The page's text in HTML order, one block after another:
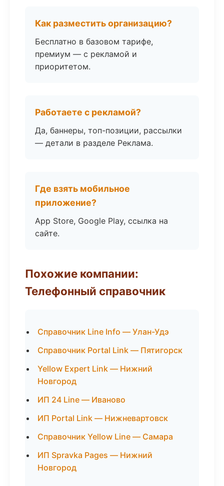
Как разместить организацию?
Бесплатно в базовом тарифе,
премиум — с рекламой и
приоритетом.
Работаете с рекламой?
Да, баннеры, топ-позиции, рассылки
— детали в разделе Реклама.
Где взять мобильное
приложение?
App Store, Google Play, ссылка на
сайте.
Похожие компании:
Телефонный справочник
Справочник Line Info — Улан-Удэ
Справочник Portal Link — Пятигорск
Yellow Expert Link — Нижний
Новгород
ИП 24 Line — Иваново
ИП Portal Link — Нижневартовск
Справочник Yellow Line — Самара
ИП Spravka Pages — Нижний
Новгород